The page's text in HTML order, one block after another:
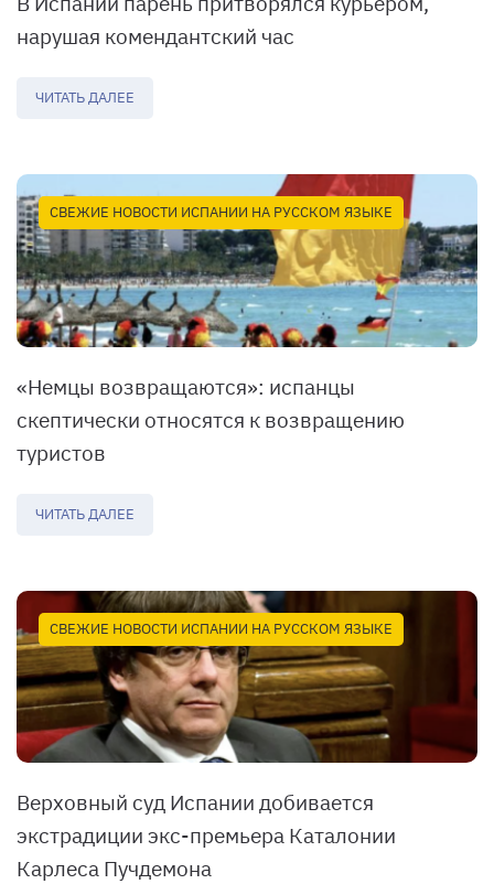
нарушая комендантский час
ЧИТАТЬ ДАЛЕЕ
СВЕЖИЕ НОВОСТИ ИСПАНИИ НА РУССКОМ ЯЗЫКЕ
«Немцы возвращаются»: испанцы
скептически относятся к возвращению
туристов
ЧИТАТЬ ДАЛЕЕ
СВЕЖИЕ НОВОСТИ ИСПАНИИ НА РУССКОМ ЯЗЫКЕ
Верховный суд Испании добивается
экстрадиции экс-премьера Каталонии
Карлеса Пучдемона